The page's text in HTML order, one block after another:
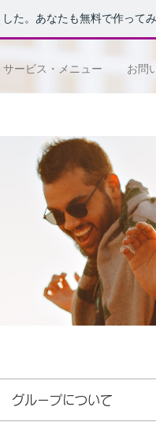
た。あなたも無料で作って
サービス・メニュー お問
グループについて